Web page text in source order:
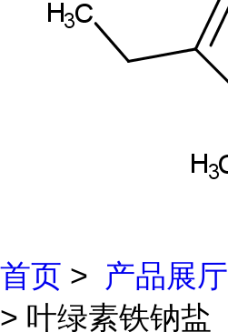
首页 > 产品展厅
> 叶绿素铁钠盐